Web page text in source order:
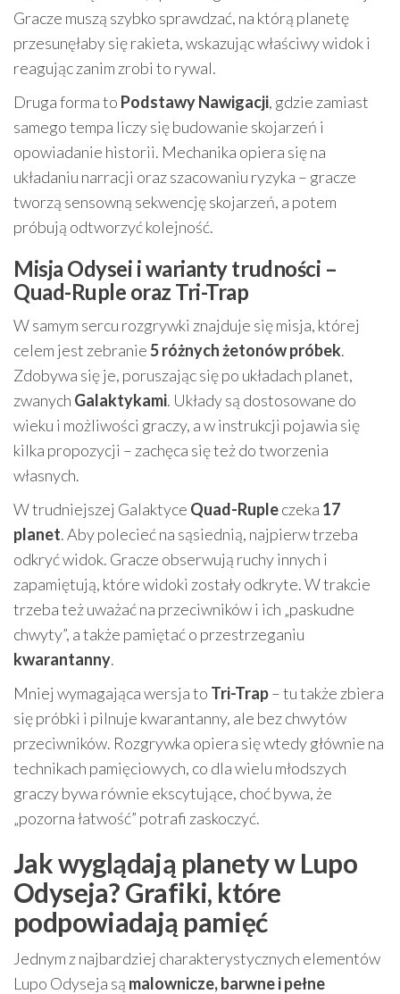
Gracze muszą szybko sprawdzać, na którą planetę
przesunęłaby się rakieta, wskazując właściwy widok i
reagując zanim zrobi to rywal.
Druga forma to Podstawy Nawigacji, gdzie zamiast
samego tempa liczy się budowanie skojarzeń i
opowiadanie historii. Mechanika opiera się na
układaniu narracji oraz szacowaniu ryzyka – gracze
tworzą sensowną sekwencję skojarzeń, a potem
próbują odtworzyć kolejność.
Misja Odysei i warianty trudności –
Quad-Ruple oraz Tri-Trap
W samym sercu rozgrywki znajduje się misja, której
celem jest zebranie5 różnych żetonów próbek.
Zdobywa się je, poruszając się po układach planet,
zwanych Galaktykami. Układy są dostosowane do
wieku i możliwości graczy, a w instrukcji pojawia się
kilka propozycji – zachęca się też do tworzenia
własnych.
W trudniejszej Galaktyce Quad-Rupleczeka 17
planet. Aby polecieć na sąsiednią, najpierw trzeba
odkryć widok. Gracze obserwują ruchy innych i
zapamiętują, które widoki zostały odkryte. W trakcie
trzeba też uważać na przeciwników i ich „paskudne
chwyty”, a także pamiętać o przestrzeganiu
kwarantanny.
Mniej wymagająca wersja to Tri-Trap– tu także zbiera
się próbki i pilnuje kwarantanny, ale bez chwytów
przeciwników. Rozgrywka opiera się wtedy głównie na
technikach pamięciowych, co dla wielu młodszych
graczy bywa równie ekscytujące, choć bywa, że
„pozorna łatwość” potrafi zaskoczyć.
Jak wyglądają planety w Lupo
Odyseja? Grafiki, które
podpowiadają pamięć
Jednym z najbardziej charakterystycznych elementów
Lupo Odyseja są malownicze, barwne i pełne